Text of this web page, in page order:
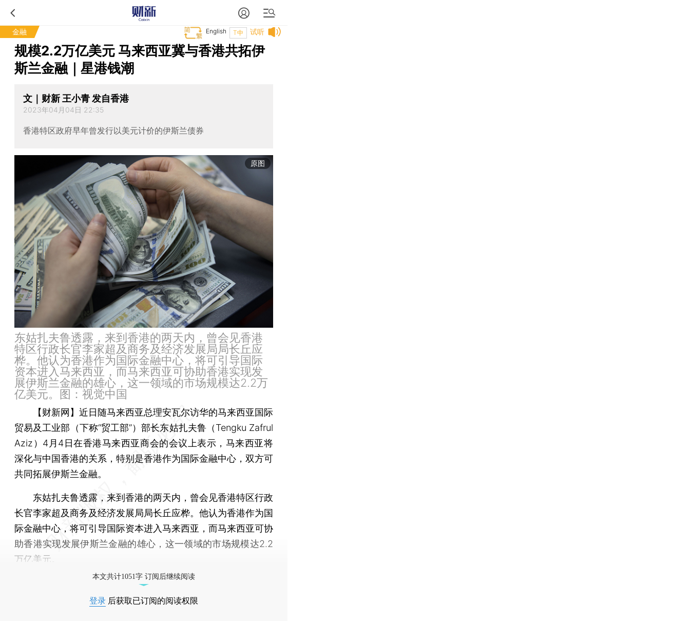
金融 试听
T中
English
规模2.2万亿美元 马来西亚冀与香港共拓伊
斯兰金融｜星港钱潮
文｜财新 王小青 发自香港
2023年04月04日 22:35
香港特区政府早年曾发行以美元计价的伊斯兰债券
原图
东姑扎夫鲁透露，来到香港的两天内，曾会见香港
特区行政长官李家超及商务及经济发展局局长丘应
桦。他认为香港作为国际金融中心，将可引导国际
资本进入马来西亚，而马来西亚可协助香港实现发
展伊斯兰金融的雄心，这一领域的市场规模达2.2万
亿美元。图：视觉中国
【财新网】 近日随马来西亚总理安瓦尔访华的马来西亚国际
贸易及工业部（下称“贸工部”）部长东姑扎夫鲁（Tengku Zafrul
Aziz）4月4日在香港马来西亚商会的会议上表示，马来西亚将
深化与中国香港的关系，特别是香港作为国际金融中心，双方可
共同拓展伊斯兰金融。
东姑扎夫鲁透露，来到香港的两天内，曾会见香港特区行政
长官李家超及商务及经济发展局局长丘应桦。他认为香港作为国
际金融中心，将可引导国际资本进入马来西亚，而马来西亚可协
助香港实现发展伊斯兰金融的雄心，这一领域的市场规模达2.2
万亿美元。
本文共计1051字 订阅后继续阅读
登录 后获取已订阅的阅读权限